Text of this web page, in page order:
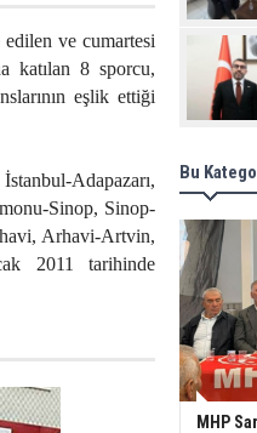
ve cumartesi
katılan 8 sporcu,
eşlik ettiği
Adapazarı,
Sinop, Sinop-
Arhavi-Artvin,
2011 tarihinde
Bu
MHP